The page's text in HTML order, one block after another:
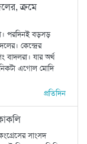
ক্রমে
পরদিনই বড়সড়
কেন্দ্রের
বাদলরা। যার অর্থ
এগোল মোদি
প্রতিদিন
সাংসদ